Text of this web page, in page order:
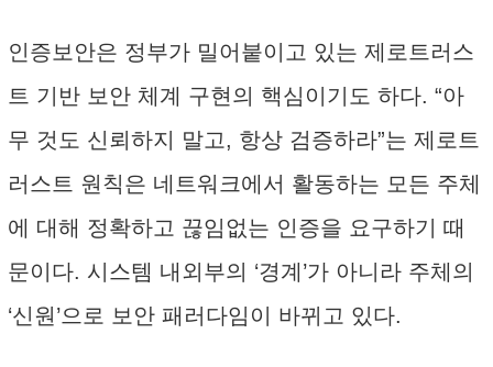
인증보안은 정부가 밀어붙이고 있는 제로트러스
트 기반 보안 체계 구현의 핵심이기도 하다. “아
무 것도 신뢰하지 말고, 항상 검증하라”는 제로트
러스트 원칙은 네트워크에서 활동하는 모든 주체
에 대해 정확하고 끊임없는 인증을 요구하기 때
문이다. 시스템 내외부의 ‘경계’가 아니라 주체의
‘신원’으로 보안 패러다임이 바뀌고 있다.